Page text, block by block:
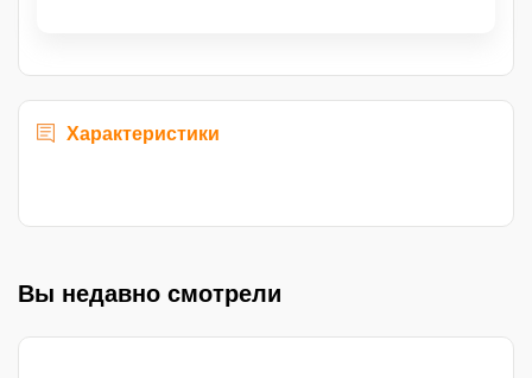
Характеристики
Вы недавно смотрели